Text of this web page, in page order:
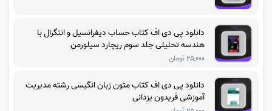
دانلود پی دی اف کتاب حساب دیفرانسیل و انتگرال با
هندسه تحلیلی جلد سوم ریچارد سیلورمن
۲۵,۰۰۰ تومان
دانلود پی دی اف کتاب متون زبان انگیسی رشته مدیریت
آموزشی فریدون یزدانی